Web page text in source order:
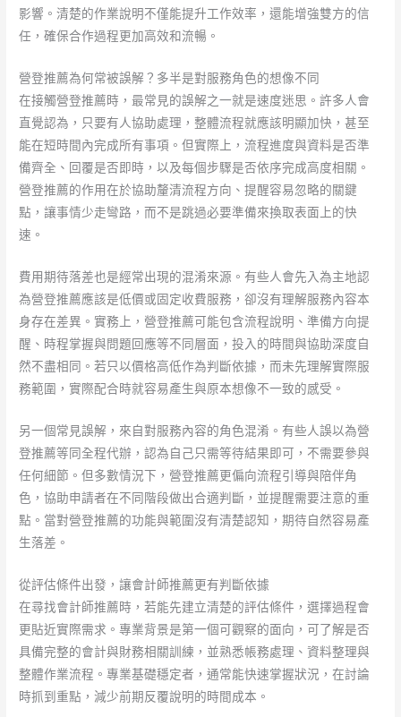
影響。清楚的作業說明不僅能提升工作效率，還能增強雙方的信
任，確保合作過程更加高效和流暢。
營登推薦為何常被誤解？多半是對服務角色的想像不同
在接觸營登推薦時，最常見的誤解之一就是速度迷思。許多人會
直覺認為，只要有人協助處理，整體流程就應該明顯加快，甚至
能在短時間內完成所有事項。但實際上，流程進度與資料是否準
備齊全、回覆是否即時，以及每個步驟是否依序完成高度相關。
營登推薦的作用在於協助釐清流程方向、提醒容易忽略的關鍵
點，讓事情少走彎路，而不是跳過必要準備來換取表面上的快
速。
費用期待落差也是經常出現的混淆來源。有些人會先入為主地認
為營登推薦應該是低價或固定收費服務，卻沒有理解服務內容本
身存在差異。實務上，營登推薦可能包含流程說明、準備方向提
醒、時程掌握與問題回應等不同層面，投入的時間與協助深度自
然不盡相同。若只以價格高低作為判斷依據，而未先理解實際服
務範圍，實際配合時就容易產生與原本想像不一致的感受。
另一個常見誤解，來自對服務內容的角色混淆。有些人誤以為營
登推薦等同全程代辦，認為自己只需等待結果即可，不需要參與
任何細節。但多數情況下，營登推薦更偏向流程引導與陪伴角
色，協助申請者在不同階段做出合適判斷，並提醒需要注意的重
點。當對營登推薦的功能與範圍沒有清楚認知，期待自然容易產
生落差。
從評估條件出發，讓會計師推薦更有判斷依據
在尋找會計師推薦時，若能先建立清楚的評估條件，選擇過程會
更貼近實際需求。專業背景是第一個可觀察的面向，可了解是否
具備完整的會計與財務相關訓練，並熟悉帳務處理、資料整理與
整體作業流程。專業基礎穩定者，通常能快速掌握狀況，在討論
時抓到重點，減少前期反覆說明的時間成本。